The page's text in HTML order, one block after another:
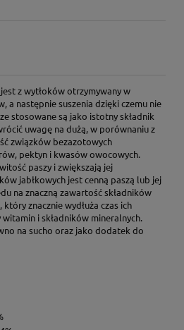
z wytłoków otrzymywany w
a następnie suszenia dzięki czemu nie
stosowane są jako istotny składnik
uwagę na dużą, w porównaniu z
związków bezazotowych
pektyn i kwasów owocowych.
paszy i zwiększają jej
jabłkowych jest cenną paszą lub jej
na znaczną zawartość składników
znacznie wydłuża czas ich
i składników mineralnych.
na sucho oraz jako dodatek do